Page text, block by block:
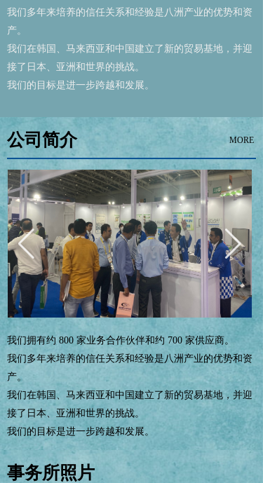
我们多年来培养的信任关系和经验是八洲产业的优势和资
产。
我们在韩国、马来西亚和中国建立了新的贸易基地，并迎
接了日本、亚洲和世界的挑战。
我们的目标是进一步跨越和发展。
公司简介 MORE
我们拥有约 800 家业务合作伙伴和约 700 家供应商。
我们多年来培养的信任关系和经验是八洲产业的优势和资
产。
我们在韩国、马来西亚和中国建立了新的贸易基地，并迎
接了日本、亚洲和世界的挑战。
我们的目标是进一步跨越和发展。
事务所照片